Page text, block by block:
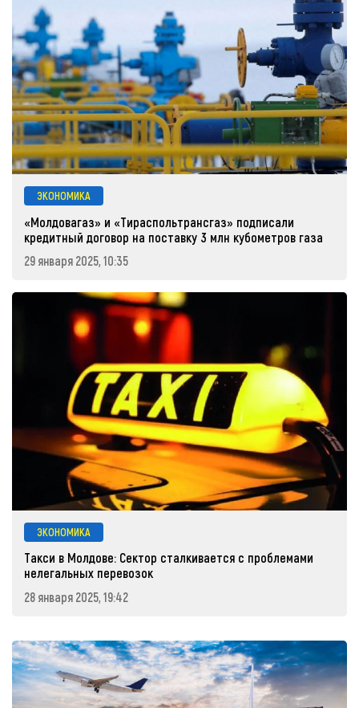
ЭКОНОМИКА
«Молдовагаз» и «Тираспольтрансгаз» подписали
кредитный договор на поставку 3 млн кубометров газа
29 января 2025, 10:35
ЭКОНОМИКА
Такси в Молдове: Сектор сталкивается с проблемами
нелегальных перевозок
28 января 2025, 19:42